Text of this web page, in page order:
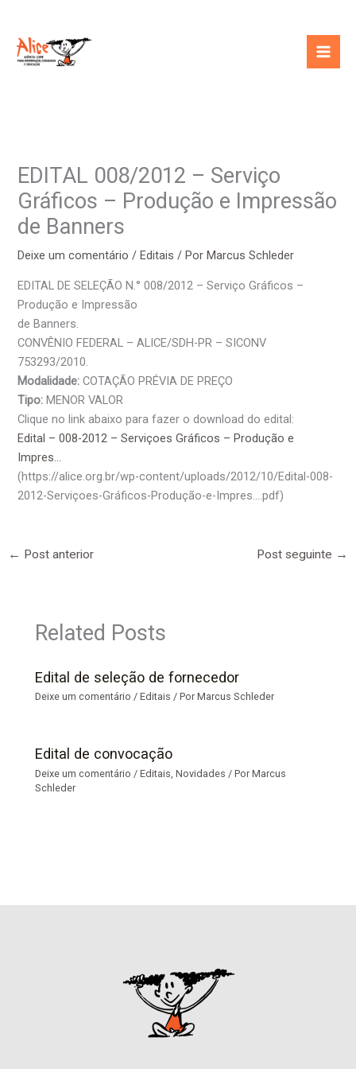
conteúdo
EDITAL 008/2012 – Serviço
Gráficos – Produção e Impressão
de Banners
Deixe um comentário /Editais / PorMarcus Schleder
EDITAL DE SELEÇÃO N.° 008/2012 – Serviço Gráficos –
Produção e Impressão
de Banners.
CONVÊNIO FEDERAL – ALICE/SDH-PR – SICONV
753293/2010.
Modalidade: COTAÇÃO PRÉVIA DE PREÇO
Tipo: MENOR VALOR
Clique no link abaixo para fazer o download do edital:
Edital – 008-2012 – Serviçoes Gráficos – Produção e
Impres…
(https://alice.org.br/wp-content/uploads/2012/10/Edital-008-
2012-Serviçoes-Gráficos-Produção-e-Impres….pdf)
← Post anterior Post seguinte →
Related Posts
Edital de seleção de fornecedor
Deixe um comentário /Editais / PorMarcus Schleder
Edital de convocação
Deixe um comentário /Editais ,Novidades / PorMarcus
Schleder